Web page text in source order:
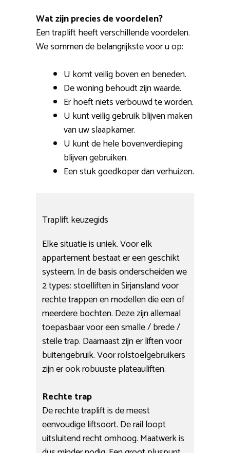
Wat zijn precies de voordelen?
Een traplift heeft verschillende voordelen.
We sommen de belangrijkste voor u op:
U komt veilig boven en beneden.
De woning behoudt zijn waarde.
Er hoeft niets verbouwd te worden.
U kunt veilig gebruik blijven maken
van uw slaapkamer.
U kunt de hele bovenverdieping
blijven gebruiken.
Een stuk goedkoper dan verhuizen.
Traplift keuzegids
Elke situatie is uniek. Voor elk
appartement bestaat er een geschikt
systeem. In de basis onderscheiden we
2 types: stoelliften in Sirjansland voor
rechte trappen en modellen die een of
meerdere bochten. Deze zijn allemaal
toepasbaar voor een smalle / brede /
steile trap. Daarnaast zijn er liften voor
buitengebruik. Voor rolstoelgebruikers
zijn er ook robuuste plateauliften.
Rechte trap
De rechte traplift is de meest
eenvoudige liftsoort. De rail loopt
uitsluitend recht omhoog. Maatwerk is